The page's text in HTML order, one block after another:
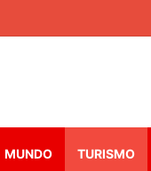
MUNDO TURISMO